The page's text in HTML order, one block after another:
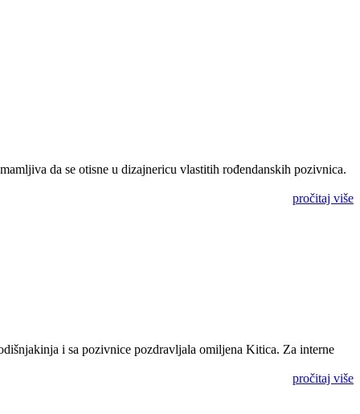
da se otisne u dizajnericu vlastitih rođendanskih pozivnica.
pročitaj više
i sa pozivnice pozdravljala omiljena Kitica. Za interne
pročitaj više